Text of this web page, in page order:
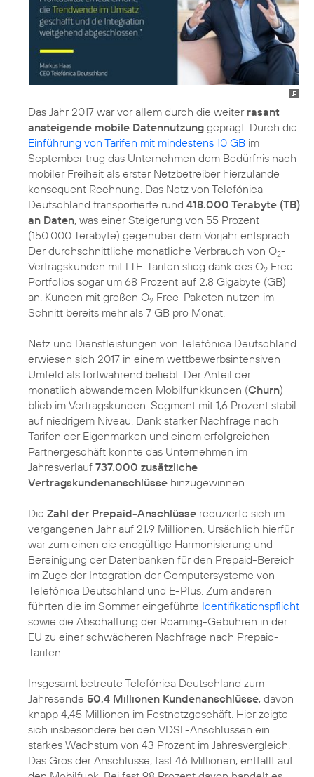
Das Jahr 2017 war vor allem durch die weiter rasant
ansteigende mobile Datennutzung geprägt. Durch die
Einführung von Tarifen mit mindestens 10 GB im
September trug das Unternehmen dem Bedürfnis nach
mobiler Freiheit als erster Netzbetreiber hierzulande
konsequent Rechnung. Das Netz von Telefónica
Deutschland transportierte rund 418.000 Terabyte (TB)
an Daten, was einer Steigerung von 55 Prozent
(150.000 Terabyte) gegenüber dem Vorjahr entsprach.
Der durchschnittliche monatliche Verbrauch von O2-
Vertragskunden mit LTE-Tarifen stieg dank des O2 Free-
Portfolios sogar um 68 Prozent auf 2,8 Gigabyte (GB)
an. Kunden mit großen O2 Free-Paketen nutzen im
Schnitt bereits mehr als 7 GB pro Monat.
Netz und Dienstleistungen von Telefónica Deutschland
erwiesen sich 2017 in einem wettbewerbsintensiven
Umfeld als fortwährend beliebt. Der Anteil der
monatlich abwandernden Mobilfunkkunden (Churn)
blieb im Vertragskunden-Segment mit 1,6 Prozent stabil
auf niedrigem Niveau. Dank starker Nachfrage nach
Tarifen der Eigenmarken und einem erfolgreichen
Partnergeschäft konnte das Unternehmen im
Jahresverlauf 737.000 zusätzliche
Vertragskundenanschlüsse hinzugewinnen.
Die Zahl der Prepaid-Anschlüsse reduzierte sich im
vergangenen Jahr auf 21,9 Millionen. Ursächlich hierfür
war zum einen die endgültige Harmonisierung und
Bereinigung der Datenbanken für den Prepaid-Bereich
im Zuge der Integration der Computersysteme von
Telefónica Deutschland und E-Plus. Zum anderen
führten die im Sommer eingeführte Identifikationspflicht
sowie die Abschaffung der Roaming-Gebühren in der
EU zu einer schwächeren Nachfrage nach Prepaid-
Tarifen.
Insgesamt betreute Telefónica Deutschland zum
Jahresende 50,4 Millionen Kundenanschlüsse, davon
knapp 4,45 Millionen im Festnetzgeschäft. Hier zeigte
sich insbesondere bei den VDSL-Anschlüssen ein
starkes Wachstum von 43 Prozent im Jahresvergleich.
Das Gros der Anschlüsse, fast 46 Millionen, entfällt auf